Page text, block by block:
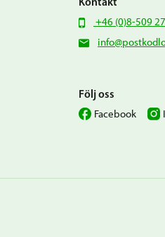
+46 (0)8-509
Följ oss
Facebook